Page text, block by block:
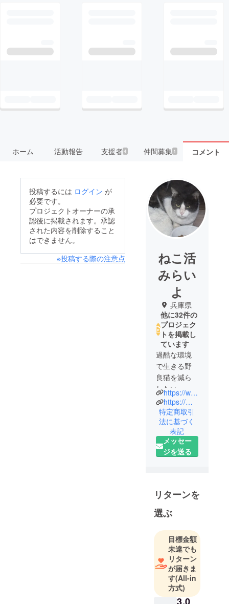
ホーム 活動報告 支援者4 仲間募集 1 コメント
投稿するには ログイン が
必要です。
プロジェクトオーナーの承
認後に掲載されます。承認
された内容を削除すること
はできません。
※投稿する際の注意点
ねこ活
みらい
よ
兵庫県
他に32件の
プロジェク
トを掲載し
ています
過酷な環境
で生きる野
良猫を減ら
したい、飢
えと感染症
から救いた
い。保護で
きる猫は保
護し里親を
探していま
たい」その
思いで
日々、地域
ています。
https://www.facebook.com/profile.php?id=100080807106760
https://mixi.jp
特定商取引
法に基づく
表記
メッセー
ジを送る
リターンを
選ぶ
目標金額
未達でも
リターン
が届きま
す(All-in
方式)